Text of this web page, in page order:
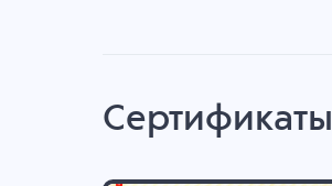
Сертификаты